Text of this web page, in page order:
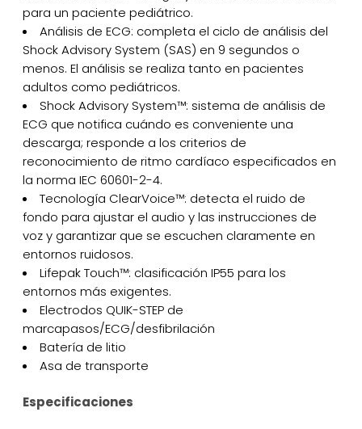
para un paciente pediátrico.
Análisis de ECG: completa el ciclo de análisis del
Shock Advisory System (SAS) en 9 segundos o
menos. El análisis se realiza tanto en pacientes
adultos como pediátricos.
Shock Advisory System™: sistema de análisis de
ECG que notifica cuándo es conveniente una
descarga; responde a los criterios de
reconocimiento de ritmo cardíaco especificados en
la norma IEC 60601-2-4.
Tecnología ClearVoice™: detecta el ruido de
fondo para ajustar el audio y las instrucciones de
voz y garantizar que se escuchen claramente en
entornos ruidosos.
Lifepak Touch™: clasificación IP55 para los
entornos más exigentes.
Electrodos QUIK-STEP de
marcapasos/ECG/desfibrilación
Batería de litio
Asa de transporte
Especificaciones